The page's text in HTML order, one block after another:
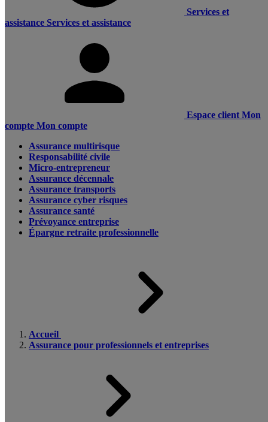
Services et
assistance Services et assistance
Espace client Mon
compte Mon compte
Assurance multirisque
Responsabilité civile
Micro-entrepreneur
Assurance décennale
Assurance transports
Assurance cyber risques
Assurance santé
Prévoyance entreprise
Épargne retraite professionnelle
Accueil
Assurance pour professionnels et entreprises